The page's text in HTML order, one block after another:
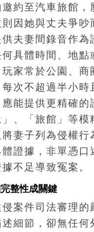
約至汽車旅館
因她與丈夫爭
夫妻間錄音作
具體時間、地
家常於公園、
次不超過半小
能提供更精確
、「旅館」等
妻子列為侵權
證據，非單憑
不足導致冤案。
整性成關鍵
案件司法審理
細節，卻無任